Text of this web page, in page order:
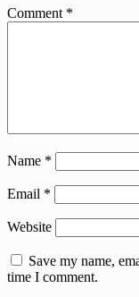
Comment *
Name *
Email *
Website
Save my name,
time I comment.